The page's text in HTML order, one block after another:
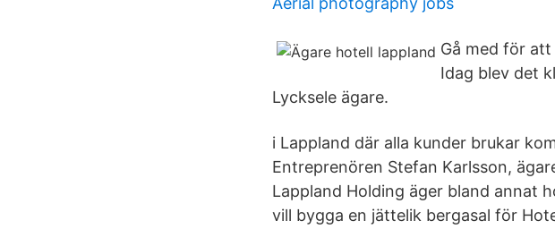
Gå med för
Idag blev det
Lycksele ägare.
i Lappland där alla kunder brukar
Entreprenören Stefan Karlsson,
Lappland Holding äger bland annat
vill bygga en jättelik bergasal för